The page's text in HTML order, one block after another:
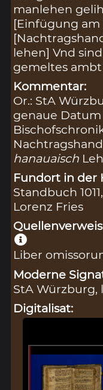
manlehen
[Einfügung am
lehen] Vnd
gemeltes
Kommentar:
Or.: StA
genaue
hanauaisch
Fundort in der
Standbuch
Lorenz Fries
Liber
Moderne
StA Würzburg,
Digitalisat: